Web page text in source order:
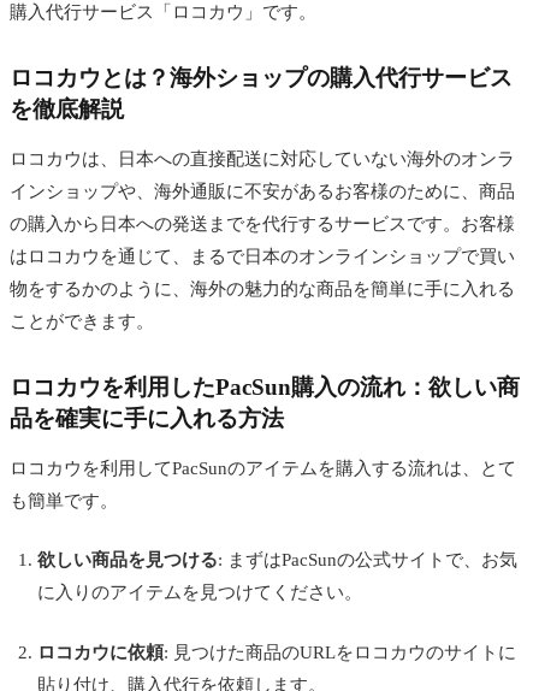
購入代行サービス「ロコカウ」です。
ロコカウとは？海外ショップの購入代行サービス
を徹底解説
ロコカウは、日本への直接配送に対応していない海外のオンラ
インショップや、海外通販に不安があるお客様のために、商品
の購入から日本への発送までを代行するサービスです。お客様
はロコカウを通じて、まるで日本のオンラインショップで買い
物をするかのように、海外の魅力的な商品を簡単に手に入れる
ことができます。
ロコカウを利用したPacSun購入の流れ：欲しい商
品を確実に手に入れる方法
ロコカウを利用してPacSunのアイテムを購入する流れは、とて
も簡単です。
欲しい商品を見つける: まずはPacSunの公式サイトで、お気
に入りのアイテムを見つけてください。
ロコカウに依頼: 見つけた商品のURLをロコカウのサイトに
貼り付け、購入代行を依頼します。